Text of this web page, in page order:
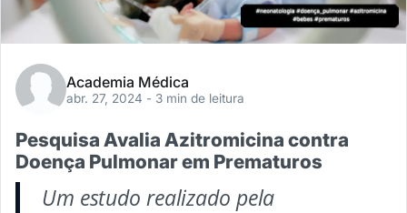
Academia Médica
abr. 27, 2024 - 3 min de leitura
Pesquisa Avalia Azitromicina contra
Doença Pulmonar em Prematuros
Um estudo realizado pela